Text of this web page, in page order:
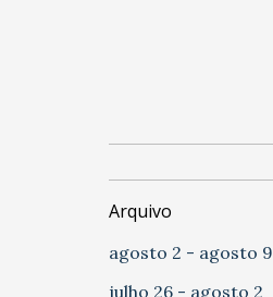
Arquivo
agosto 2 - agosto 9
julho 26 - agosto 2